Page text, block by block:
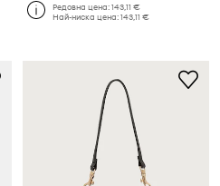
Редовна цена:143,11 €
Най-ниска цена:143,11 €